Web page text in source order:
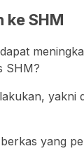
ke SHM
SHM?
yakni
yang